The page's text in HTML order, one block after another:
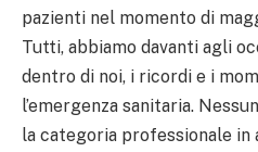
pazienti nel momento di
Tutti, abbiamo davanti agli
dentro di noi, i ricordi e i
l’emergenza sanitaria.
la categoria professionale in